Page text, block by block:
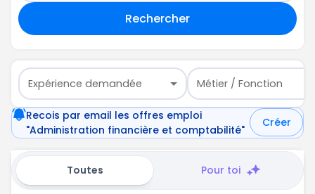
Rechercher
Expérience demandée Métier / Fonction
Recois par email les offres emploi
"Administration financière et comptabilité"
Créer
Toutes Pour toi